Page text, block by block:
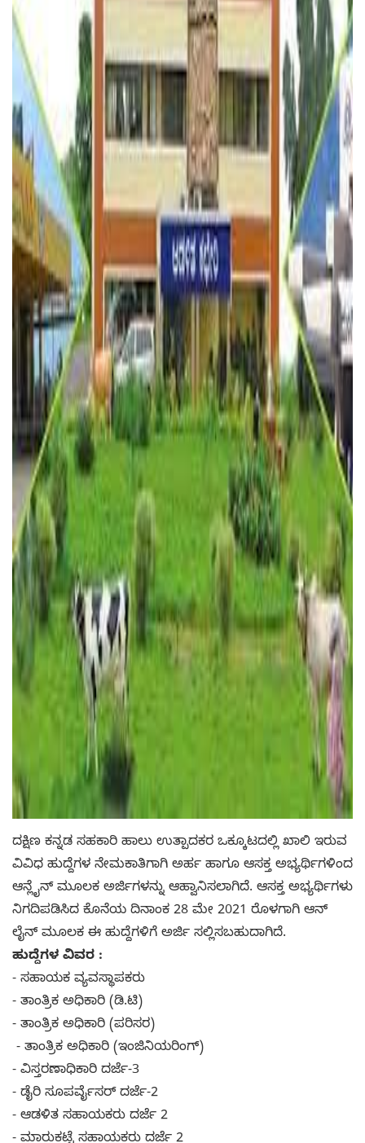
ದಕ್ಷಿಣ ಕನ್ನಡ ಸಹಕಾರಿ ಹಾಲು ಉತ್ಪಾದಕರ ಒಕ್ಕೂಟದಲ್ಲಿ ಖಾಲಿ ಇರುವ
ವಿವಿಧ ಹುದ್ದೆಗಳ ನೇಮಕಾತಿಗಾಗಿ ಅರ್ಹ ಹಾಗೂ ಆಸಕ್ತ ಅಭ್ಯರ್ಥಿಗಳಿಂದ
ಆನ್ಲೈನ್ ಮೂಲಕ ಅರ್ಜಿಗಳನ್ನು ಆಹ್ವಾನಿಸಲಾಗಿದೆ. ಆಸಕ್ತ ಅಭ್ಯರ್ಥಿಗಳು
ನಿಗದಿಪಡಿಸಿದ ಕೊನೆಯ ದಿನಾಂಕ 28 ಮೇ 2021 ರೊಳಗಾಗಿ ಆನ್
ಲೈನ್ ಮೂಲಕ ಈ ಹುದ್ದೆಗಳಿಗೆ ಅರ್ಜಿ ಸಲ್ಲಿಸಬಹುದಾಗಿದೆ.
ಹುದ್ದೆಗಳ ವಿವರ :
- ಸಹಾಯಕ ವ್ಯವಸ್ಥಾಪಕರು
- ತಾಂತ್ರಿಕ ಅಧಿಕಾರಿ (ಡಿ.ಟಿ)
- ತಾಂತ್ರಿಕ ಅಧಿಕಾರಿ (ಪರಿಸರ)
- ತಾಂತ್ರಿಕ ಅಧಿಕಾರಿ (ಇಂಜಿನಿಯರಿಂಗ್)
- ವಿಸ್ತರಣಾಧಿಕಾರಿ ದರ್ಜೆ-3
- ಡೈರಿ ಸೂಪರ್ವೈಸರ್ ದರ್ಜೆ-2
- ಆಡಳಿತ ಸಹಾಯಕರು ದರ್ಜೆ 2